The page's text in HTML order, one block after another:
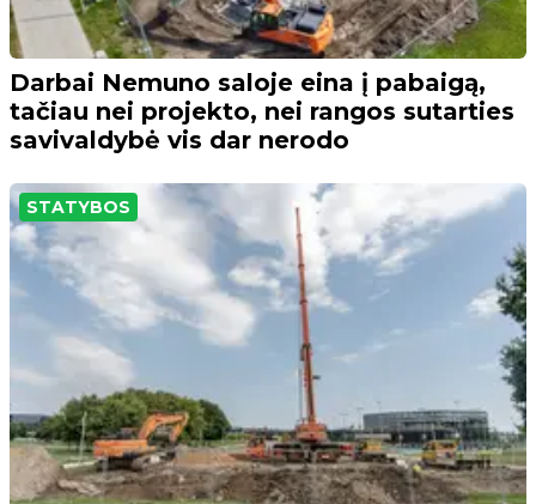
Darbai Nemuno saloje eina į pabaigą,
tačiau nei projekto, nei rangos sutarties
savivaldybė vis dar nerodo
STATYBOS